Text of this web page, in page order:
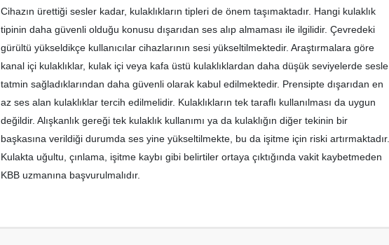
Cihazın ürettiği sesler kadar, kulaklıkların tipleri de önem taşımaktadır. Hangi kulaklık
tipinin daha güvenli olduğu konusu dışarıdan ses alıp almaması ile ilgilidir. Çevredeki
gürültü yükseldikçe kullanıcılar cihazlarının sesi yükseltilmektedir. Araştırmalara göre
kanal içi kulaklıklar, kulak içi veya kafa üstü kulaklıklardan daha düşük seviyelerde sesle
tatmin sağladıklarından daha güvenli olarak kabul edilmektedir. Prensipte dışarıdan en
az ses alan kulaklıklar tercih edilmelidir. Kulaklıkların tek taraflı kullanılması da uygun
değildir. Alışkanlık gereği tek kulaklık kullanımı ya da kulaklığın diğer tekinin bir
başkasına verildiği durumda ses yine yükseltilmekte, bu da işitme için riski artırmaktadır.
Kulakta uğultu, çınlama, işitme kaybı gibi belirtiler ortaya çıktığında vakit kaybetmeden
KBB uzmanına başvurulmalıdır.